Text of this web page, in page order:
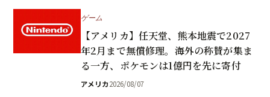
ゲーム
【アメリカ】任天堂、熊本地震で2027
年2月まで無償修理。海外の称賛が集ま
る一方、ポケモンは1億円を先に寄付
アメリカ2026/08/07